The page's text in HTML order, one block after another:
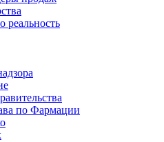
реальность
по Фармации